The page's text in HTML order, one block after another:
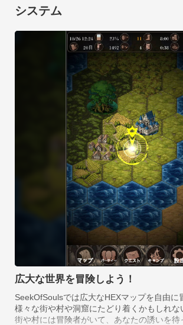
何をするのもあなたの自由だ。
しかし、自由には責任が伴う。
行った事に対しての責任は全てあなたが負う
自由な世界へようこそ。
私たちはあなたを歓迎します。
Seek of Soulsでは「魔王に村を焼かれた勇者
「神に使命を与えらる」というようなRPGで
自由な冒険を気軽に遊べるRPGゲームです。
（クエストの中には「誘拐されたお姫様を救
ものがあります。）
村や町の人々は様々な事件（クエスト）を解
また、冒険の宿では冒険者たちがあなたの誘
す。
冒険者はそれぞれ特徴があり、剣や魔法、罠
り様々な人々がいます。
その彼らのジョブを活かして、あなたはこの
システム
広大な世界を冒険しよう！
SeekOfSoulsでは広大なHEXマップを自由に
様々な街や村や洞窟にたどり着くかもしれな
街や村には冒険者がいて、あなたの誘いを待